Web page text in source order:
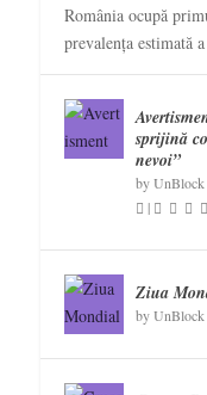
România ocupă
prevalența estimată
sprijină
nevoi”
byUnBlock
|
Ziua
byUnBlock